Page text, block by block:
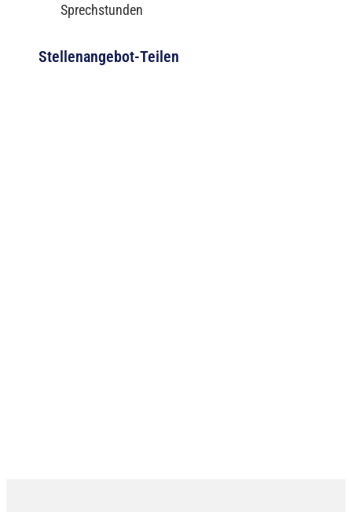
Sprechstunden
Stellenangebot-Teilen